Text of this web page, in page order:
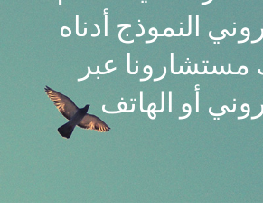
النموذج أدناه
عبر
أو الهاتف